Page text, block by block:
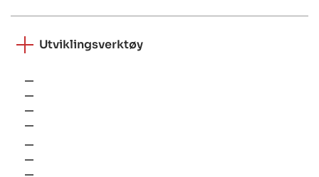
Utviklingsverktøy